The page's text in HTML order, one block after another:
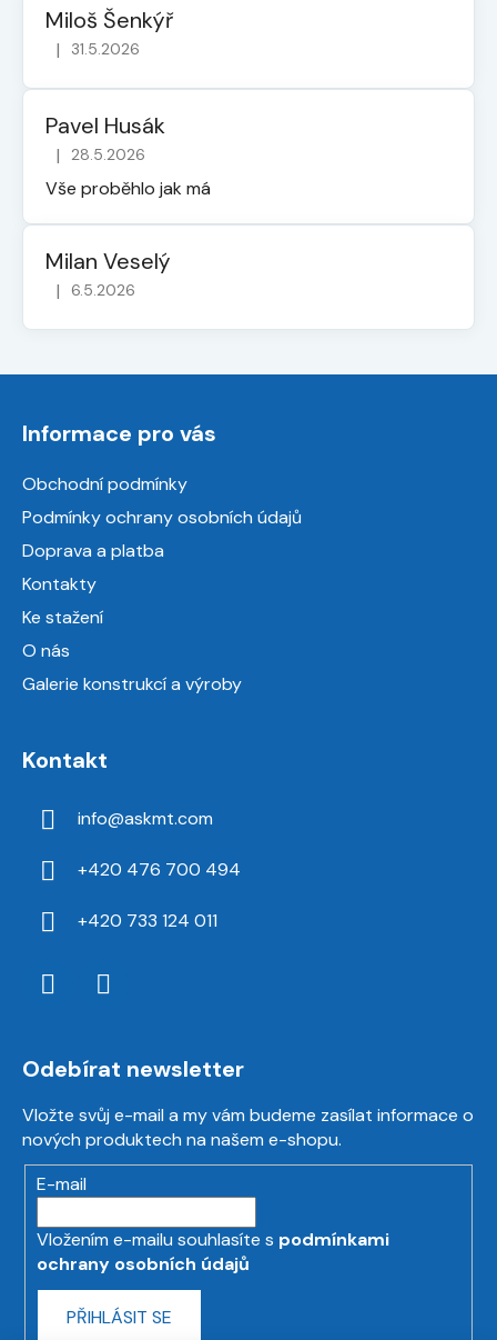
Miloš Šenkýř
Hodnocení obchodu je 5 z 5 hvězdiček.
| 31.5.2026
Pavel Husák
Hodnocení obchodu je 5 z 5 hvězdiček.
| 28.5.2026
Vše proběhlo jak má
Milan Veselý
Hodnocení obchodu je 5 z 5 hvězdiček.
| 6.5.2026
Informace pro vás
Obchodní podmínky
Podmínky ochrany osobních údajů
Doprava a platba
Kontakty
Ke stažení
O nás
Galerie konstrukcí a výroby
Kontakt
info@askmt.com
+420 476 700 494
+420 733 124 011
Odebírat newsletter
Vložte svůj e-mail a my vám budeme zasílat informace o
nových produktech na našem e-shopu.
E-mail
Vložením e-mailu souhlasíte s podmínkami
ochrany osobních údajů
PŘIHLÁSIT SE